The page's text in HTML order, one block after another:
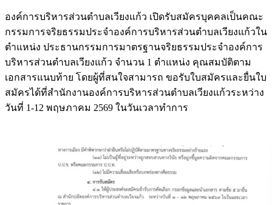
องค์การบริหารส่วนตำบลเวียงแก้ว เปิดรับสมัครบุคคลเป็นคณะ
กรรมการจริยธรรมประจำองค์การบริหารส่วนตำบลเวียงแก้วใน
ตำแหน่ง ประธานกรรมการมาตรฐานจริยธรรมประจำองค์การ
บริหารส่วนตำบลเวียงแก้ว จำนวน 1 ตำแหน่ง คุณสมบัติตาม
เอกสารแนบท้าย โดยผู้ที่สนใจสามารถ ขอรับใบสมัครและยื่นใบ
สมัครได้ที่สำนักงานองค์การบริหารส่วนตำบลเวียงแก้วระหว่าง
วันที่ 1-12 พฤษภาคม 2569 ในวันเวลาทำการ